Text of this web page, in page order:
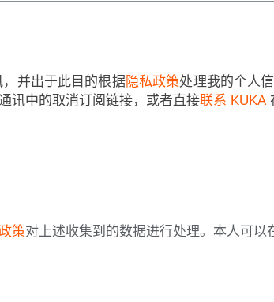
并出于此目的根据隐私政策处理我的个人
讯中的取消订阅链接，或者直接联系 KUKA
策对上述收集到的数据进行处理。本人可以